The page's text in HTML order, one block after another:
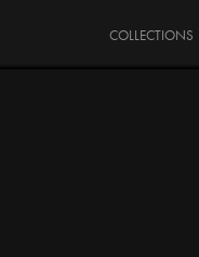
COLLECTIONS